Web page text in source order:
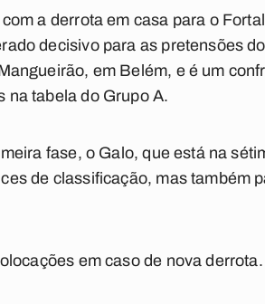
a derrota em casa para o
decisivo para as pretensões
em Belém, e é um
na tabela do Grupo A.
fase, o Galo, que está na
de classificação, mas também
em caso de nova derrota.